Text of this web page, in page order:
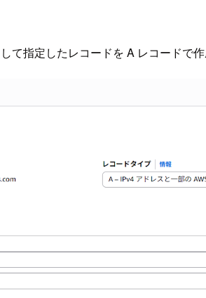
て指定したレコードを A レコードで